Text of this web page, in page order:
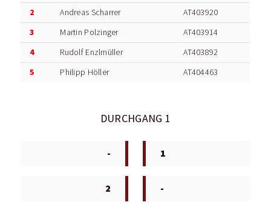
2 Andreas Scharrer AT403920
3 Martin Polzinger AT403914
4 Rudolf Enzlmüller AT403892
5 Philipp Höller AT404463
DURCHGANG 1
- 1
2 -